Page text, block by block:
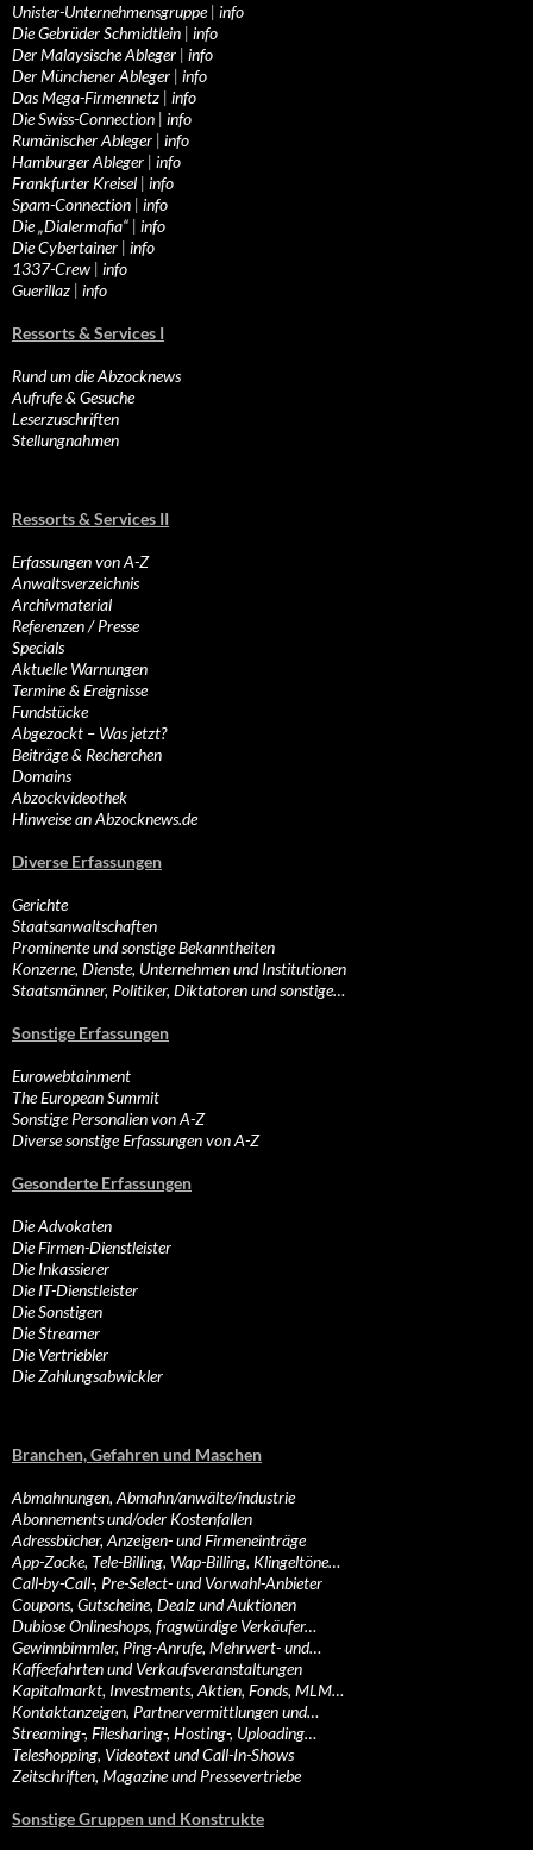
Unister-Unternehmensgruppe| info
Die Gebrüder Schmidtlein | info
Der Malaysische Ableger | info
Der Münchener Ableger | info
Das Mega-Firmennetz | info
Die Swiss-Connection | info
Rumänischer Ableger | info
Hamburger Ableger | info
Frankfurter Kreisel | info
Spam-Connection | info
Die „Dialermafia“ | info
Die Cybertainer | info
1337-Crew | info
Guerillaz | info
Ressorts & Services I
Rund um die Abzocknews
Aufrufe & Gesuche
Leserzuschriften
Stellungnahmen
Ressorts & Services II
Erfassungen von A-Z
Anwaltsverzeichnis
Archivmaterial
Referenzen / Presse
Specials
Aktuelle Warnungen
Termine & Ereignisse
Fundstücke
Abgezockt – Was jetzt?
Beiträge & Recherchen
Domains
Abzockvideothek
Hinweise an Abzocknews.de
Diverse Erfassungen
Gerichte
Staatsanwaltschaften
Prominente und sonstige Bekanntheiten
Konzerne, Dienste, Unternehmen und Institutionen
Staatsmänner, Politiker, Diktatoren und sonstige…
Sonstige Erfassungen
Eurowebtainment
The European Summit
Sonstige Personalien von A-Z
Diverse sonstige Erfassungen von A-Z
Gesonderte Erfassungen
Die Advokaten
Die Firmen-Dienstleister
Die Inkassierer
Die IT-Dienstleister
Die Sonstigen
Die Streamer
Die Vertriebler
Die Zahlungsabwickler
Branchen, Gefahren und Maschen
Abmahnungen, Abmahn/anwälte/industrie
Abonnements und/oder Kostenfallen
Adressbücher, Anzeigen- und Firmeneinträge
App-Zocke, Tele-Billing, Wap-Billing, Klingeltöne…
Call-by-Call-, Pre-Select- und Vorwahl-Anbieter
Coupons, Gutscheine, Dealz und Auktionen
Dubiose Onlineshops, fragwürdige Verkäufer…
Gewinnbimmler, Ping-Anrufe, Mehrwert- und…
Kaffeefahrten und Verkaufsveranstaltungen
Kapitalmarkt, Investments, Aktien, Fonds, MLM…
Kontaktanzeigen, Partnervermittlungen und…
Streaming-, Filesharing-, Hosting-, Uploading…
Teleshopping, Videotext und Call-In-Shows
Zeitschriften, Magazine und Pressevertriebe
Sonstige Gruppen und Konstrukte